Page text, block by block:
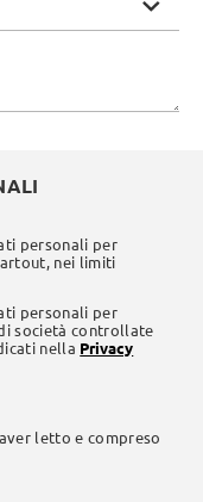
personali per
nei limiti
personali per
società controllate
nella Privacy
letto e compreso